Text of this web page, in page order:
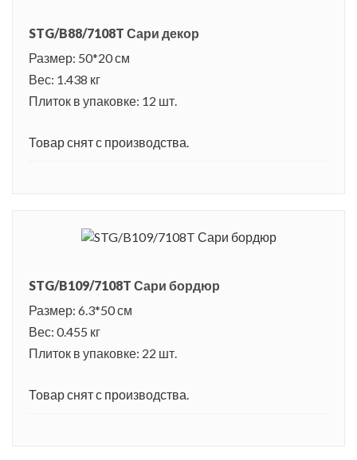
STG/B88/7108T Сари декор
Размер: 50*20 см
Вес: 1.438 кг
Плиток в упаковке: 12 шт.
Товар снят с производства.
STG/B109/7108T Сари бордюр
Размер: 6.3*50 см
Вес: 0.455 кг
Плиток в упаковке: 22 шт.
Товар снят с производства.